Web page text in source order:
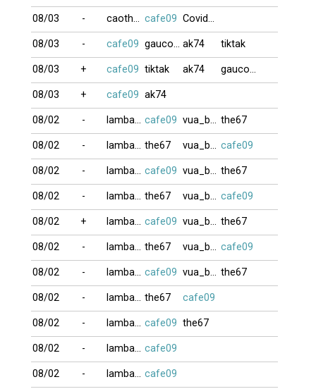
08/03 - caothuvolam cafe09 Covid19
08/03 - cafe09 gaucon11 ak74 tiktak
08/03 + cafe09 tiktak ak74 gaucon11
08/03 + cafe09 ak74
08/02 - lambada999 cafe09 vua_bai66 the67
08/02 - lambada999 the67 vua_bai66 cafe09
08/02 - lambada999 cafe09 vua_bai66 the67
08/02 - lambada999 the67 vua_bai66 cafe09
08/02 + lambada999 cafe09 vua_bai66 the67
08/02 - lambada999 the67 vua_bai66 cafe09
08/02 - lambada999 cafe09 vua_bai66 the67
08/02 - lambada999 the67 cafe09
08/02 - lambada999 cafe09 the67
08/02 - lambada999 cafe09
08/02 - lambada999 cafe09